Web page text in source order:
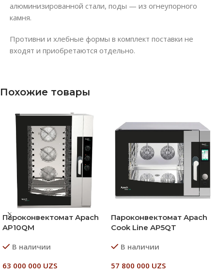
алюминизированной стали, поды — из огнеупорного
камня.
Противни и хлебные формы в комплект поставки не
входят и приобретаются отдельно.
Похожие товары
Пароконвектомат Apach
AP10QM
В наличии
63 000 000 UZS
Пароконвектомат Apach
Cook Line AP5QT
В наличии
57 800 000 UZS